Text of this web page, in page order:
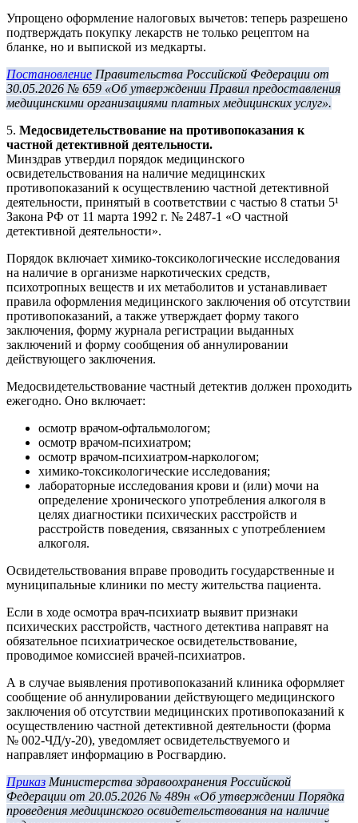
Упрощено оформление налоговых вычетов: теперь разрешено
подтверждать покупку лекарств не только рецептом на
бланке, но и выпиской из медкарты.
Постановление Правительства Российской Федерации от
30.05.2026 № 659 «Об утверждении Правил предоставления
медицинскими организациями платных медицинских услуг».
5. Медосвидетельствование на противопоказания к
частной детективной деятельности.
Минздрав утвердил порядок медицинского
освидетельствования на наличие медицинских
противопоказаний к осуществлению частной детективной
деятельности, принятый в соответствии с частью 8 статьи 5¹
Закона РФ от 11 марта 1992 г. № 2487-1 «О частной
детективной деятельности».
Порядок включает химико-токсикологические исследования
на наличие в организме наркотических средств,
психотропных веществ и их метаболитов и устанавливает
правила оформления медицинского заключения об отсутствии
противопоказаний, а также утверждает форму такого
заключения, форму журнала регистрации выданных
заключений и форму сообщения об аннулировании
действующего заключения.
Медосвидетельствование частный детектив должен проходить
ежегодно. Оно включает:
осмотр врачом-офтальмологом;
осмотр врачом-психиатром;
осмотр врачом-психиатром-наркологом;
химико-токсикологические исследования;
лабораторные исследования крови и (или) мочи на
определение хронического употребления алкоголя в
целях диагностики психических расстройств и
расстройств поведения, связанных с употреблением
алкоголя.
Освидетельствования вправе проводить государственные и
муниципальные клиники по месту жительства пациента.
Если в ходе осмотра врач-психиатр выявит признаки
психических расстройств, частного детектива направят на
обязательное психиатрическое освидетельствование,
проводимое комиссией врачей-психиатров.
А в случае выявления противопоказаний клиника оформляет
сообщение об аннулировании действующего медицинского
заключения об отсутствии медицинских противопоказаний к
осуществлению частной детективной деятельности (форма
№ 002-ЧД/у-20), уведомляет освидетельствуемого и
направляет информацию в Росгвардию.
Приказ Министерства здравоохранения Российской
Федерации от 20.05.2026 № 489н «Об утверждении Порядка
проведения медицинского освидетельствования на наличие